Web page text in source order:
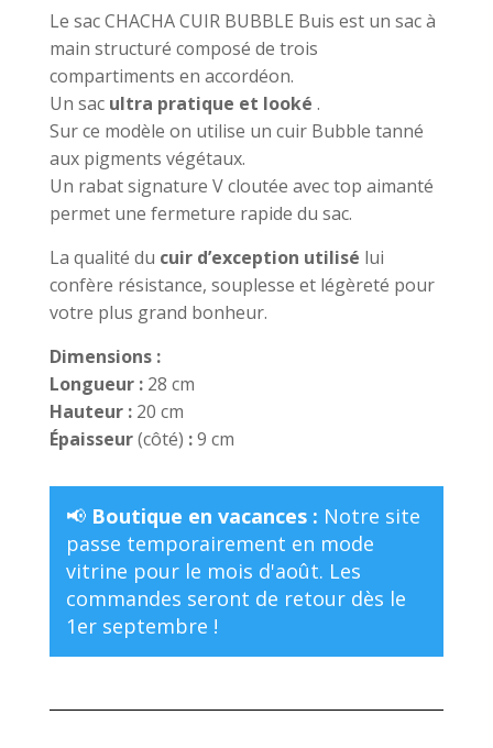
Le sac CHACHA CUIR BUBBLE Buis est un sac à
main structuré composé de trois
compartiments en accordéon.
Un sac ultra pratique et looké .
Sur ce modèle on utilise un cuir Bubble tanné
aux pigments végétaux.
Un rabat signature V cloutée avec top aimanté
permet une fermeture rapide du sac.
La qualité du cuir d’exception utilisé lui
confère résistance, souplesse et légèreté pour
votre plus grand bonheur.
Dimensions :
Longueur :28 cm
Hauteur :20 cm
Épaisseur(côté) :9 cm
📢 Boutique en vacances : Notre site
passe temporairement en mode
vitrine pour le mois d'août. Les
commandes seront de retour dès le
1er septembre !